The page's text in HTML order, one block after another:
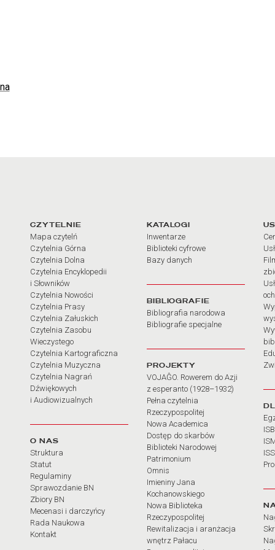
Linki do najważniejszych
CZYTELNIE
Mapa czytelń
Czytelnia Górna
Czytelnia Dolna
Czytelnia Encyklopedii
i Słowników
Czytelnia Nowości
Czytelnia Prasy
Czytelnia Załuskich
Czytelnia Zasobu
Wieczystego
Czytelnia Kartograficzna
Czytelnia Muzyczna
Czytelnia Nagrań
Dźwiękowych
i Audiowizualnych
O NAS
Struktura
Statut
Regulaminy
Sprawozdanie BN
Zbiory BN
Mecenasi i darczyńcy
Rada Naukowa
Kontakt
KATALOGI
Inwentarze
Biblioteki cyfrowe
Bazy danych
BIBLIOGRAFIE
Bibliografia narodowa
Bibliografie specjalne
PROJEKTY
VOJAĜO. Rowerem do Azji
z esperanto (1928–1932)
Pełna czytelnia
Rzeczypospolitej
Nowa Academica
Dostęp do skarbów
Biblioteki Narodowej
Patrimonium
Omnis
Imieniny Jana
Kochanowskiego
Nowa Biblioteka
Rzeczypospolitej
Rewitalizacja i aranżacja
wnętrz Pałacu